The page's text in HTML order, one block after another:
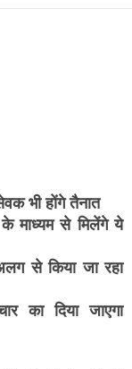
भी होंगे तैनात
माध्यम से मिलेंगे ये
से किया जा रहा
का दिया जाएगा